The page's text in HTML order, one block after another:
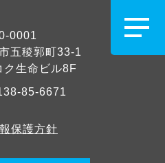
0001
五稜郭町33-1
ク生命ビル8F
85-6671
保護方針